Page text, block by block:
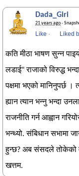
Dada_Giri
21 years ago·
Like · Liked
कति मीठा भाषण सुन्न
लडाई" राजाको विरुद्ध
पक्षमा भएको मानिनुपर्छ
ह्यान त्यान भन्नु भन्दा
राजनीति गर्न आह्वान
भन्थ्यो. संबिधान सभामा
हुन्छ? अब संसदले तोकेको
खत्तम.